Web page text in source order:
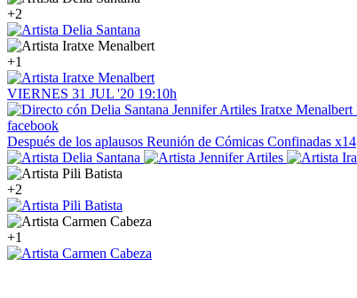
+2
+1
VIERNES 31 JUL '20 19:10h
facebook
Después de los aplausos Reunión de Cómicas Confinadas x14
+2
+1